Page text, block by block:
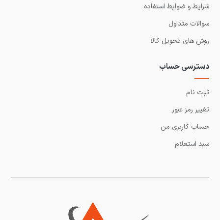
شرایط و ضوابط استفاده
سوالات متداول
روش های تحویل کالا
دسترسی حساب
ثبت نام
تغییر رمز عبور
حساب کاربری من
سبد استعلام